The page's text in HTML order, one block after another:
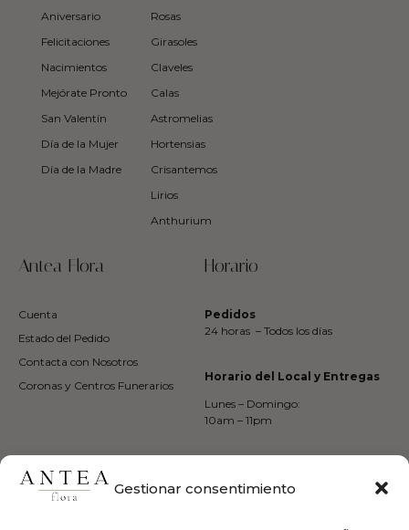
Gestionar consentimiento
Aniversario
Felicitaciones
Nacimientos
Mejórate Pronto
San Valentín
Día de la Mujer
Día de la Madre
Rosas
Girasoles
Claveles
Calas
Astromelias
Hortensias
Crisantemos
Lirios
Anthurium
Antea Flora
Cuenta
Estado del Pedido
Contacta con Nosotros
Coronas y Centros Funerarios
Horario
Pedidos
24 horas – Todos los días
Horario del Local y Entregas
Lunes – Domingo:
10am – 11pm
Suscríbite a Nuestro Boletín